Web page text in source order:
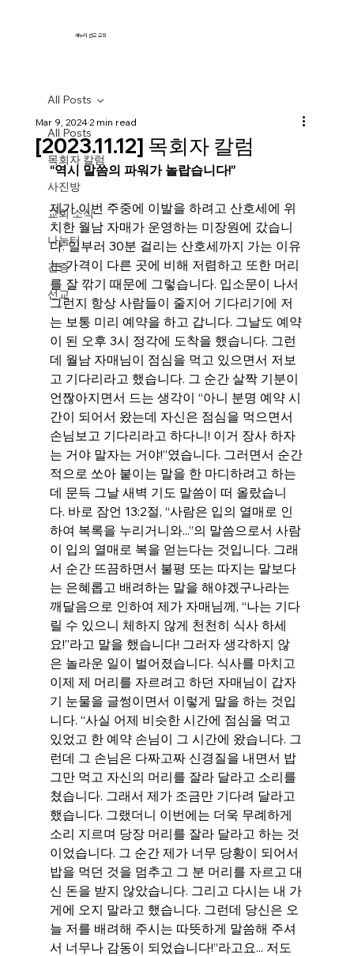
새누리 선교 교회
All Posts
목회자 칼럼
사진방
교회 소식
나눔터
간증
선교
All Posts
[2023.11.12] 목회자 칼럼
Mar 9, 20242 min read
“역시 말씀의 파워가 놀랍습니다!”
제가 이번 주중에 이발을 하려고 산호세에 위
치한 월남 자매가 운영하는 미장원에 갔습니
다. 일부러 30분 걸리는 산호세까지 가는 이유
는 가격이 다른 곳에 비해 저렴하고 또한 머리
를 잘 깎기 때문에 그렇습니다. 입소문이 나서
그런지 항상 사람들이 줄지어 기다리기에 저
는 보통 미리 예약을 하고 갑니다. 그날도 예약
이 된 오후 3시 정각에 도착을 했습니다. 그런
데 월남 자매님이 점심을 먹고 있으면서 저보
고 기다리라고 했습니다. 그 순간 살짝 기분이
언짢아지면서 드는 생각이 “아니 분명 예약 시
간이 되어서 왔는데 자신은 점심을 먹으면서
손님보고 기다리라고 하다니! 이거 장사 하자
는 거야 말자는 거야!”였습니다. 그러면서 순간
적으로 쏘아 붙이는 말을 한 마디하려고 하는
데 문득 그날 새벽 기도 말씀이 떠 올랐습니
다. 바로 잠언 13:2절, “사람은 입의 열매로 인
하여 복록을 누리거니와...”의 말씀으로서 사람
이 입의 열매로 복을 얻는다는 것입니다. 그래
서 순간 뜨끔하면서 불평 또는 따지는 말보다
는 은혜롭고 배려하는 말을 해야겠구나라는
깨달음으로 인하여 제가 자매님께, “나는 기다
릴 수 있으니 체하지 않게 천천히 식사 하세
요!”라고 말을 했습니다! 그러자 생각하지 않
은 놀라운 일이 벌어졌습니다. 식사를 마치고
이제 제 머리를 자르려고 하던 자매님이 갑자
기 눈물을 글썽이면서 이렇게 말을 하는 것입
니다. “사실 어제 비슷한 시간에 점심을 먹고
있었고 한 예약 손님이 그 시간에 왔습니다. 그
런데 그 손님은 다짜고짜 신경질을 내면서 밥
그만 먹고 자신의 머리를 잘라 달라고 소리를
쳤습니다. 그래서 제가 조금만 기다려 달라고
했습니다. 그랬더니 이번에는 더욱 무례하게
소리 지르며 당장 머리를 잘라 달라고 하는 것
이었습니다. 그 순간 제가 너무 당황이 되어서
밥을 먹던 것을 멈추고 그 분 머리를 자르고 대
신 돈을 받지 않았습니다. 그리고 다시는 내 가
게에 오지 말라고 했습니다. 그런데 당신은 오
늘 저를 배려해 주시는 따뜻하게 말씀해 주셔
서 너무나 감동이 되었습니다!”라고요... 저도